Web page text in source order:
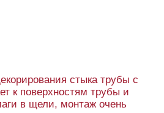
стыка трубы с
к поверхностям трубы и
в щели, монтаж очень